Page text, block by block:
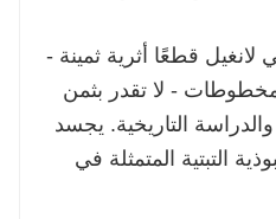
قطعًا أثرية ثمينة -
- لا تقدر بثمن
التاريخية. يجسد
التبتية المتمثلة في